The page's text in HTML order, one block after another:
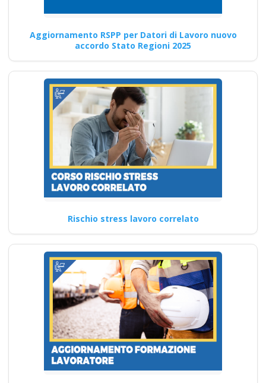
acquisire
competenze sulla
prevenzione degli
infortuni sul lavoro
Nuovo accordo stato
regioni 2025 realtà
virtuale app
videoconferenza fad
aula virtuale rischi
specifici formatori
docenti rspp rls rlst
preposto datore
rischi specifici basso
medio alto
Riconoscimento
della formazione con
nuovo Accordo 2025
apri paprire un
centro di formazione
Aggiornamento RSPP per Datori di Lavoro nuovo
accordo Stato Regioni 2025
Rischio stress lavoro correlato